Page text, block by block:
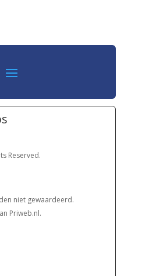
Reserved.
niet gewaardeerd.
Priweb.nl.